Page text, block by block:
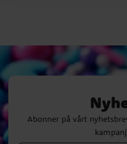
Abonner på vårt